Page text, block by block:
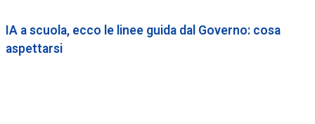
IA a scuola, ecco le linee guida dal Governo: cosa
aspettarsi